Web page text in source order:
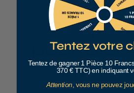
Ces
Tentez votre
Tentez de gagner 1 Pièce 10
370 € TTC) en indiquant
Attention , vous ne pouvez